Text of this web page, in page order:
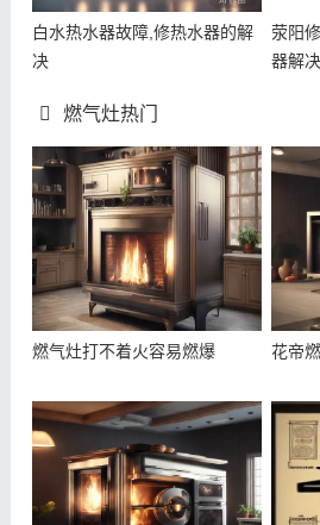
白水热水器故障,修热水器的解
决
荥阳
器解决
燃气灶热门
燃气灶打不着火容易燃爆 花帝